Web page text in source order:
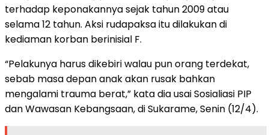
terhadap keponakannya sejak tahun 2009 atau
selama 12 tahun. Aksi rudapaksa itu dilakukan di
kediaman korban berinisial F.
“Pelakunya harus dikebiri walau pun orang terdekat,
sebab masa depan anak akan rusak bahkan
mengalami trauma berat,” kata dia usai Sosialiasi PIP
dan Wawasan Kebangsaan, di Sukarame, Senin (12/4).